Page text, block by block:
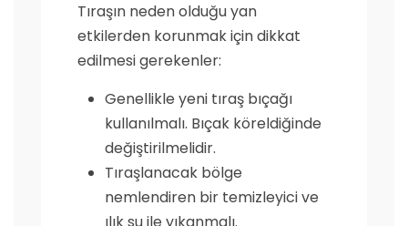
Tıraşın neden olduğu yan
etkilerden korunmak için dikkat
edilmesi gerekenler:
Genellikle yeni tıraş bıçağı
kullanılmalı. Bıçak köreldiğinde
değiştirilmelidir.
Tıraşlanacak bölge
nemlendiren bir temizleyici ve